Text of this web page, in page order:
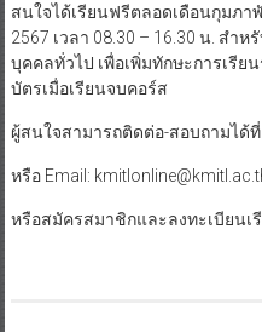
สนใจได้เรียนฟรีตลอดเดือนกุมภ
2567 เวลา 08.30 – 16.30 น. สำ
บุคคลทั่วไป เพื่อเพิ่มทักษะการเรี
บัตรเมื่อเรียนจบคอร์ส
ผู้สนใจสามารถติดต่อ-สอบถามได้ที่
หรือ Email:
หรือสมัครสมาชิกและลงทะเบียนเ